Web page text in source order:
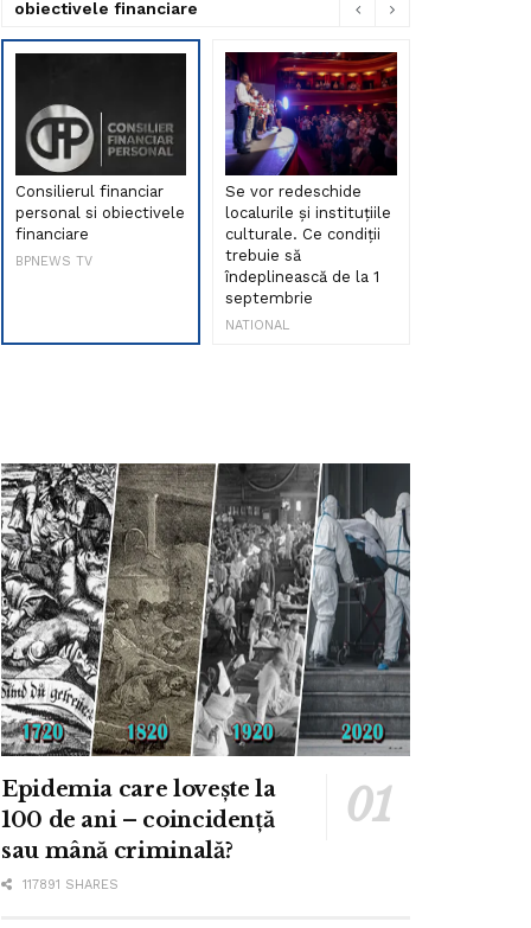
obiectivele financiare
Consilierul financiar
personal si obiectivele
financiare
BPNEWS TV
Se vor redeschide
localurile și instituțiile
culturale. Ce condiții
trebuie să
îndeplinească de la 1
septembrie
NATIONAL
Epidemia care lovește la
100 de ani – coincidență
sau mână criminală?
117891 SHARES